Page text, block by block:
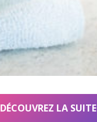
DÉCOUVREZ LA SUITE